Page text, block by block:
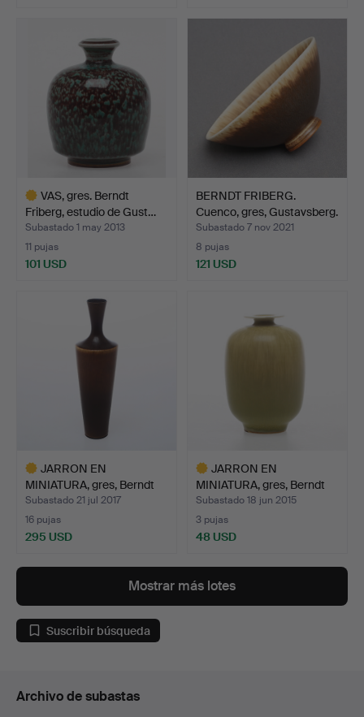
VAS, gres. Berndt
Friberg, estudio de Gust…
Subastado 1 may 2013
11 pujas
101 USD
BERNDT FRIBERG.
Cuenco, gres, Gustavsberg.
Subastado 7 nov 2021
8 pujas
121 USD
JARRON EN
MINIATURA, gres, Berndt
Friberg,…
Subastado 21 jul 2017
16 pujas
295 USD
seleccionado
JARRON EN
MINIATURA, gres, Berndt
Friberg,…
Subastado 18 jun 2015
3 pujas
48 USD
Mostrar más lotes
Suscribir búsqueda
Archivo de subastas